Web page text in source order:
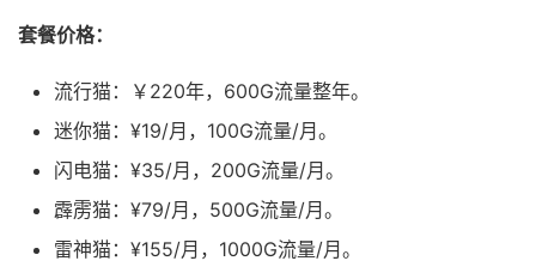
套餐价格：
流行猫：￥220年，600G流量整年。
迷你猫：¥19/月，100G流量/月。
闪电猫：¥35/月，200G流量/月。
霹雳猫：¥79/月，500G流量/月。
雷神猫：¥155/月，1000G流量/月。